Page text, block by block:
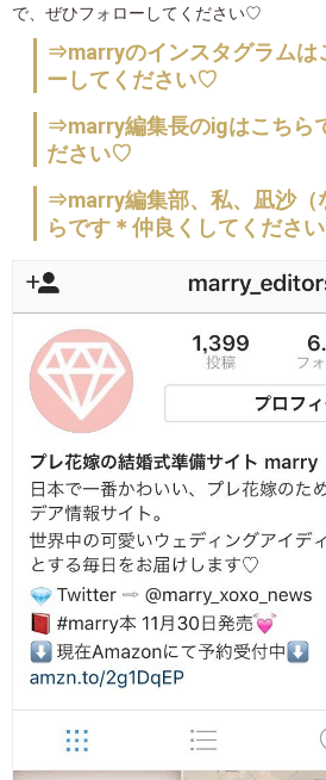
で、ぜひフォローしてください♡
⇒marryのインスタグラムは
ーしてください♡
⇒marry編集長のigはこちら
ださい♡
⇒marry編集部、私、凪沙（
らです＊仲良くしてくださ